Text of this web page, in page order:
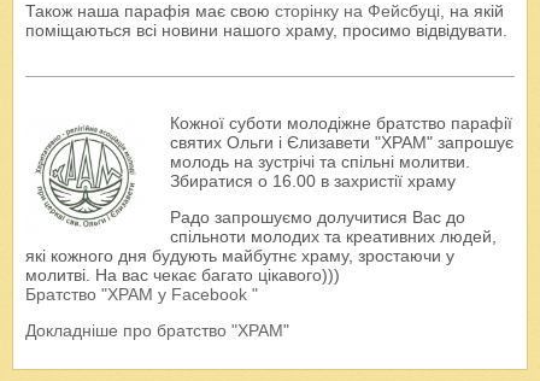
Також наша парафія має свою сторінку на Фейсбуці, на якій
поміщаються всі новини нашого храму, просимо відвідувати.
Кожної суботи молодіжне братство парафії
святих Ольги і Єлизавети "ХРАМ" запрошує
молодь на зустрічі та спільні молитви.
Збиратися о 16.00 в захристії храму
Радо запрошуємо долучитися Вас до
спільноти молодих та креативних людей,
які кожного дня будують майбутнє храму, зростаючи у
молитві. На вас чекає багато цікавого)))
Братство "ХРАМ у Facebook "
Докладніше про братство "ХРАМ"